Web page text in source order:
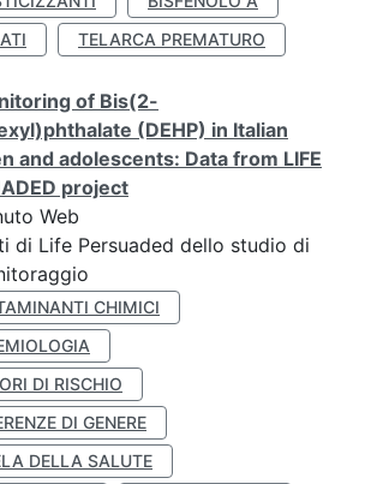
TELARCA PREMATURO
of Bis(2-
(DEHP) in Italian
and adolescents: Data from LIFE
project
Web
di Life Persuaded dello studio di
CHIMICI
DI RISCHIO
DI GENERE
DELLA SALUTE